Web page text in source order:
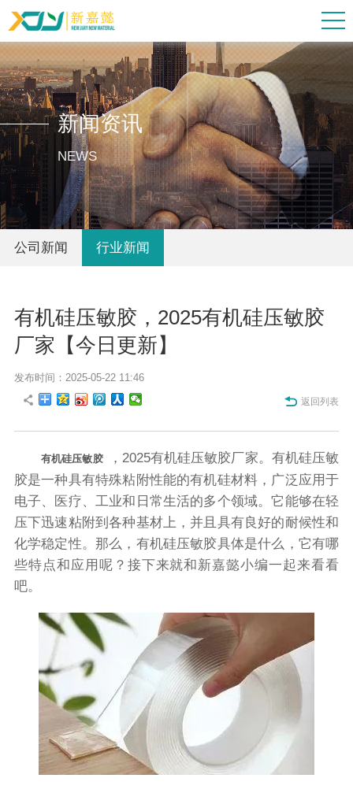
新闻资讯
NEWS
公司新闻 行业新闻
有机硅压敏胶，2025有机硅压敏胶
厂家【今日更新】
发布时间：2025-05-22 11:46
返回列表
有机硅压敏胶
，2025有机硅压敏胶厂家。有机硅压敏
胶是一种具有特殊粘附性能的有机硅材料，广泛应用于
电子、医疗、工业和日常生活的多个领域。它能够在轻
压下迅速粘附到各种基材上，并且具有良好的耐候性和
化学稳定性。那么，有机硅压敏胶具体是什么，它有哪
些特点和应用呢？接下来就和新嘉懿小编一起来看看
吧。